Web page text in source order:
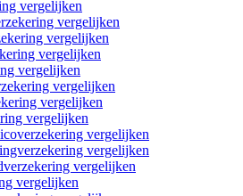
vergelijken
vergelijken
vergelijken
vergelijken
vergelijken
vergelijken
vergelijken
vergelijken
vergelijken
vergelijken
vergelijken
vergelijken